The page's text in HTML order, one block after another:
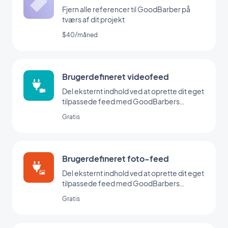
Fjern alle referencer til GoodBarber på
tværs af dit projekt
$40/måned
Brugerdefineret videofeed
Del eksternt indhold ved at oprette dit eget
tilpassede feed med GoodBarbers
Gratis
Brugerdefineret foto-feed
Del eksternt indhold ved at oprette dit eget
tilpassede feed med GoodBarbers
Gratis